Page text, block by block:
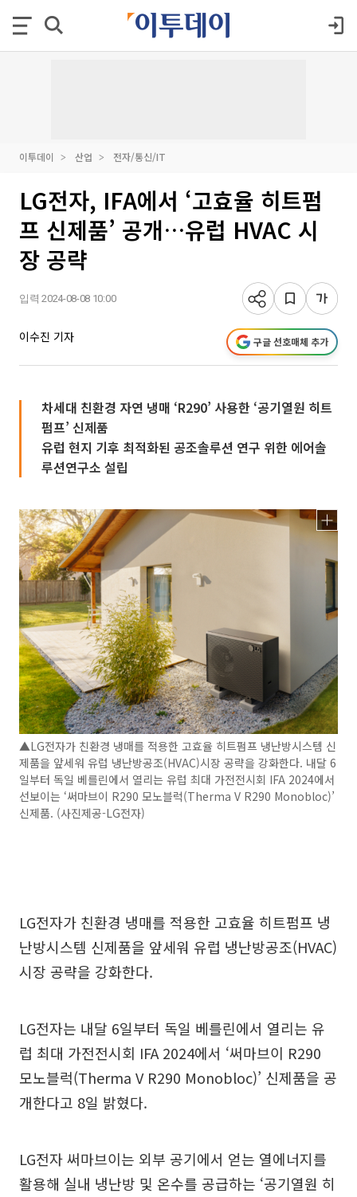
이투데이 산업 전자/통신/IT
LG전자, IFA에서 ‘고효율 히트펌
프 신제품’ 공개…유럽 HVAC 시
장 공략
입력 2024-08-08 10:00
이수진 기자 구글 선호매체 추가
차세대 친환경 자연 냉매 ‘R290’ 사용한 ‘공기열원 히트
펌프’ 신제품
유럽 현지 기후 최적화된 공조솔루션 연구 위한 에어솔
루션연구소 설립
▲LG전자가 친환경 냉매를 적용한 고효율 히트펌프 냉난방시스템 신
제품을 앞세워 유럽 냉난방공조(HVAC)시장 공략을 강화한다. 내달 6
일부터 독일 베를린에서 열리는 유럽 최대 가전전시회 IFA 2024에서
선보이는 ‘써마브이 R290 모노블럭(Therma V R290 Monobloc)’
신제품. (사진제공-LG전자)
LG전자가 친환경 냉매를 적용한 고효율 히트펌프 냉
난방시스템 신제품을 앞세워 유럽 냉난방공조(HVAC)
시장 공략을 강화한다.
LG전자는 내달 6일부터 독일 베를린에서 열리는 유
럽 최대 가전전시회 IFA 2024에서 ‘써마브이 R290
모노블럭(Therma V R290 Monobloc)’ 신제품을 공
개한다고 8일 밝혔다.
LG전자 써마브이는 외부 공기에서 얻는 열에너지를
활용해 실내 냉난방 및 온수를 공급하는 ‘공기열원 히